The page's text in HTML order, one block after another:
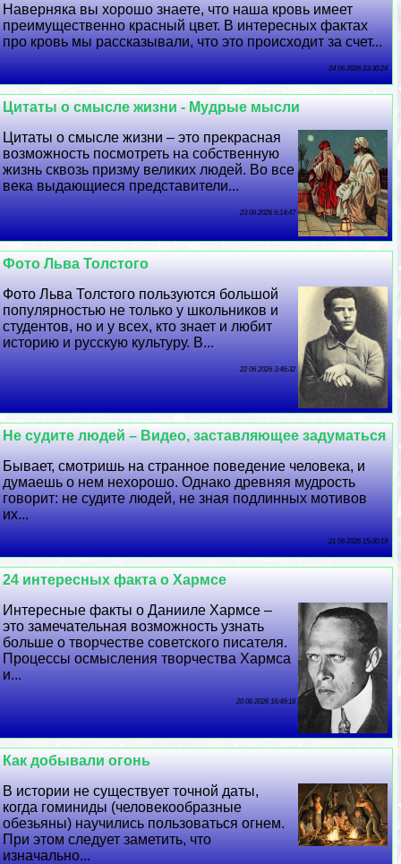
Наверняка вы хорошо знаете, что наша кровь имеет
преимущественно красный цвет. В интересных фактах
про кровь мы рассказывали, что это происходит за счет...
24 06 2026 23:30:24
Цитаты о смысле жизни - Мудрые мысли
Цитаты о смысле жизни – это прекрасная
возможность посмотреть на собственную
жизнь сквозь призму великих людей. Во все
века выдающиеся представители...
23 06 2026 6:14:47
Фото Льва Толстого
Фото Льва Толстого пользуются большой
популярностью не только у школьников и
студентов, но и у всех, кто знает и любит
историю и русскую культуру. В...
22 06 2026 3:46:32
Не судите людей – Видео, заставляющее задуматься
Бывает, смотришь на странное поведение человека, и
думаешь о нем нехорошо. Однако древняя мудрость
говорит: не судите людей, не зная подлинных мотивов
их...
21 06 2026 15:30:19
24 интересных факта о Хармсе
Интересные факты о Данииле Хармсе –
это замечательная возможность узнать
больше о творчестве советского писателя.
Процессы осмысления творчества Хармса
и...
20 06 2026 16:49:18
Как добывали огонь
В истории не существует точной даты,
когда гоминиды (человекообразные
обезьяны) научились пользоваться огнем.
При этом следует заметить, что
изначально...